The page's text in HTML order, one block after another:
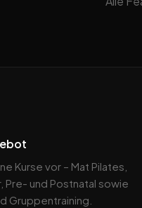
Kurse vor – Mat Pilates,
Pre- und Postnatal sowie
Gruppentraining.